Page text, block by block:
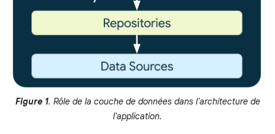
Figure 1. Rôle de la couche de données dans l'architecture de
l'application.